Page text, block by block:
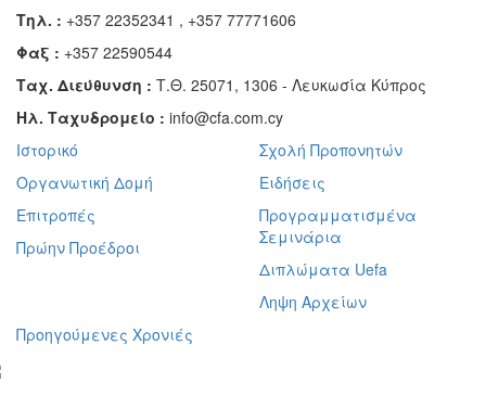
Τηλ. : +357 22352341 , +357 77771606
Φαξ : +357 22590544
Ταχ. Διεύθυνση : Τ.Θ. 25071, 1306 - Λευκωσία Κύπρος
Ηλ. Ταχυδρομείο : info@cfa.com.cy
Ιστορικό
Οργανωτική Δομή
Επιτροπές
Πρώην Προέδροι
Σχολή Προπονητών
Ειδήσεις
Προγραμματισμένα
Σεμινάρια
Διπλώματα Uefa
Ληψη Αρχείων
Προηγούμενες Χρονιές